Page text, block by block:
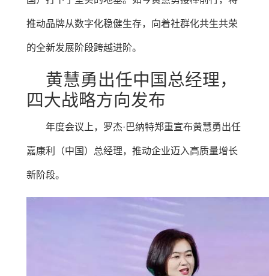
推动品牌从数字化稳健生存，向着社群化共生共荣
的全新发展阶段跨越进阶。
黄慧勇出任中国总经理，
四大战略方向发布
年度会议上，罗杰·巴纳特郑重宣布黄慧勇出任
嘉康利（中国）总经理，推动企业迈入高质量增长
新阶段。